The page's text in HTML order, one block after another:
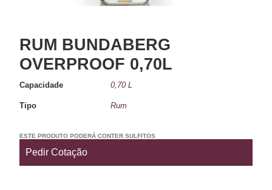
RUM BUNDABERG
OVERPROOF 0,70L
Capacidade 0,70 L
Tipo Rum
ESTE PRODUTO PODERÁ CONTER SULFITOS
Pedir Cotação